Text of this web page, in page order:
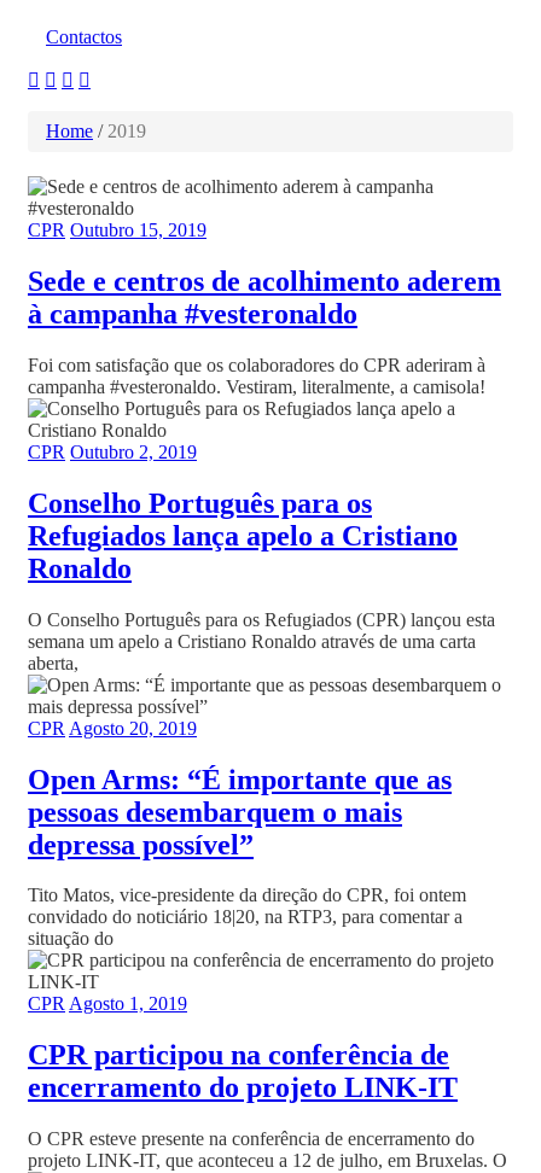
Contactos
Home / 2019
CPR Outubro 15, 2019
Sede e centros de acolhimento aderem
à campanha #vesteronaldo
Foi com satisfação que os colaboradores do CPR aderiram à
campanha #vesteronaldo. Vestiram, literalmente, a camisola!
CPR Outubro 2, 2019
Conselho Português para os
Refugiados lança apelo a Cristiano
Ronaldo
O Conselho Português para os Refugiados (CPR) lançou esta
semana um apelo a Cristiano Ronaldo através de uma carta
aberta,
CPR Agosto 20, 2019
Open Arms: “É importante que as
pessoas desembarquem o mais
depressa possível”
Tito Matos, vice-presidente da direção do CPR, foi ontem
convidado do noticiário 18|20, na RTP3, para comentar a
situação do
CPRAgosto 1, 2019
CPR participou na conferência de
encerramento do projeto LINK-IT
O CPR esteve presente na conferência de encerramento do
projeto LINK-IT, que aconteceu a 12 de julho, em Bruxelas. O